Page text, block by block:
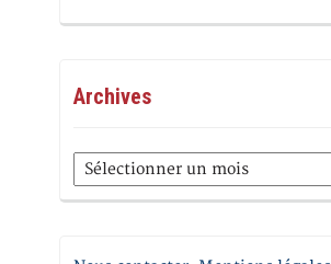
Archives
Archives